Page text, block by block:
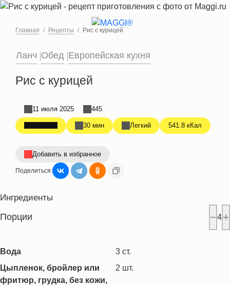
Перейти к основному содержанию
Главная Рецепты Рис с курицей
Ланч Обед Европейская кухня
Рис с курицей
30 мин Легкий 541.8 кКал
11 июля 2025 445
Добавить в избранное
Поделиться:
Ингредиенты
Порции 4
Вода 3 ст.
Цыпленок, бройлер или
фритюр, грудка, без кожи,
2 шт.